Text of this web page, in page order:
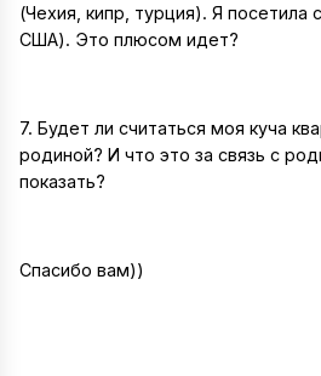
(Чехия, кипр, турция). Я посетила
США). Это плюсом идет?
7. Будет ли считаться моя куча
родиной? И что это за связь с
показать?
Спасибо вам))